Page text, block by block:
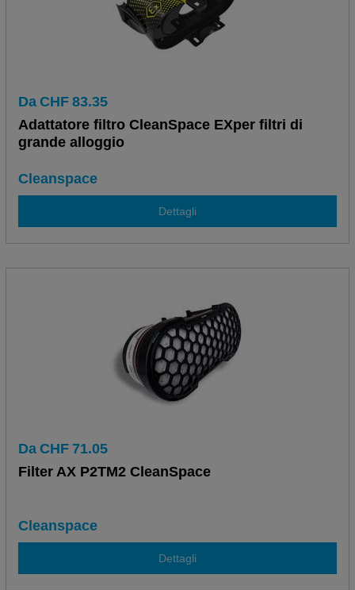
Da CHF 83.35
Adattatore filtro CleanSpace EXper filtri di
grande alloggio
Cleanspace
Dettagli
Da CHF 71.05
Filter AX P2TM2 CleanSpace
Cleanspace
Dettagli